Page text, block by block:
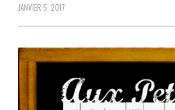
JANVIER 5, 2017